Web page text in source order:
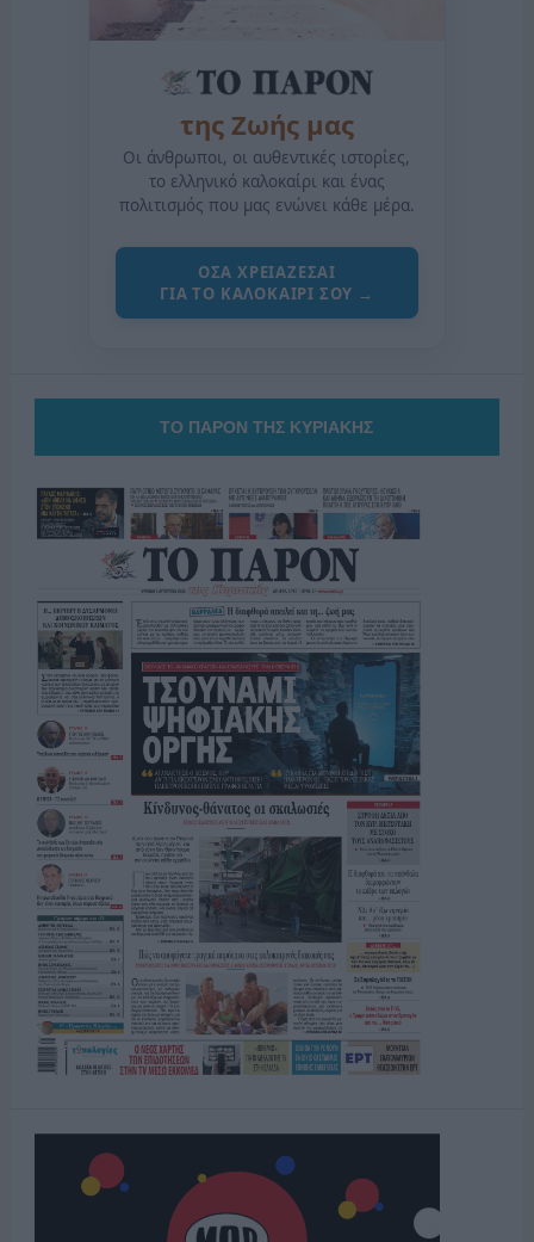
της Ζωής μας
Οι άνθρωποι, οι αυθεντικές ιστορίες,
το ελληνικό καλοκαίρι και ένας
πολιτισμός που μας ενώνει κάθε μέρα.
ΟΣΑ ΧΡΕΙΑΖΕΣΑΙ
ΓΙΑ ΤΟ ΚΑΛΟΚΑΙΡΙ ΣΟΥ →
ΤΟ ΠΑΡΟΝ ΤΗΣ ΚΥΡΙΑΚΗΣ